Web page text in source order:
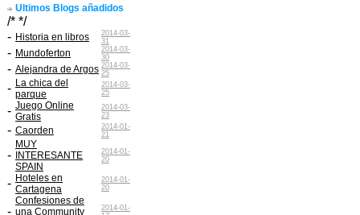
Ultimos Blogs añadidos
/* */
- Historia en libros
2014-03-
31
- Mundoferton
2014-03-
30
- Alejandra de Argos 2014-03-
25
- La chica del
parque
2014-03-
25
- Juego Online
Gratis
2014-03-
23
- Caorden
2014-01-
21
-
MUY
INTERESANTE
SPAIN
2014-01-
20
- Hoteles en
Cartagena
2014-01-
20
-
Confesiones de
una Community
2014-01-